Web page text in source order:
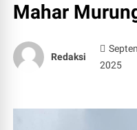
Mahar
Redaksi
2025